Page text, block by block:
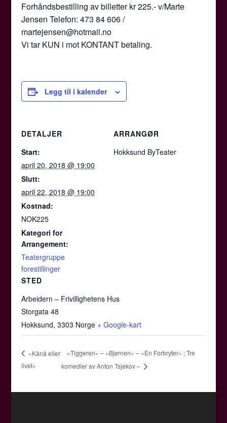
Forhåndsbestilling av billetter kr 225.- v/Marte
Jensen Telefon: 473 84 606 /
martejensen@hotmail.no
Vi tar KUN i mot KONTANT betaling.
Legg til i kalender
DETALJER
Start:
april 20, 2018 @ 19:00
Slutt:
april 22, 2018 @ 19:00
Kostnad:
NOK225
Kategori for
Arrangement:
Teatergruppe
forestillinger
STED
Arbeidern – Frivillighetens Hus
Storgata 48
Hokksund, 3303 Norge + Google-kart
ARRANGØR
Hokksund ByTeater
«Kånå eller
livet»
«Tiggeren» – «Bjørnen» – «En Forbryter» ; Tre
komedier av Anton Tsjekov –